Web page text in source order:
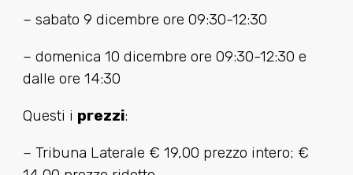
– sabato 9 dicembre ore 09:30-12:30
– domenica 10 dicembre ore 09:30-12:30 e
dalle ore 14:30
Questi i prezzi:
– Tribuna Laterale € 19,00 prezzo intero; €